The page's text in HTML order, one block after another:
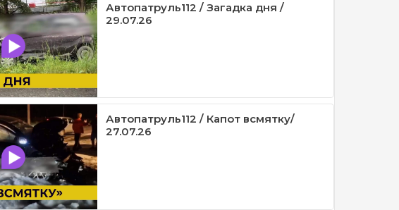
Автопатруль112 / Загадка дня /
29.07.26
Автопатруль112 / Капот всмятку/
27.07.26